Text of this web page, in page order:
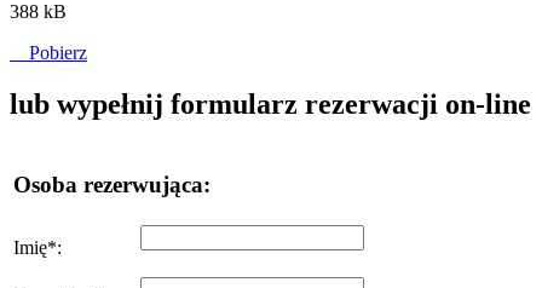
388 kB
Pobierz
lub wypełnij formularz rezerwacji on-line
Osoba rezerwująca:
Imię*: